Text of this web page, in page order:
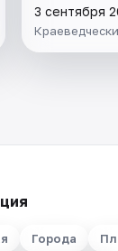
3 сентября
Города